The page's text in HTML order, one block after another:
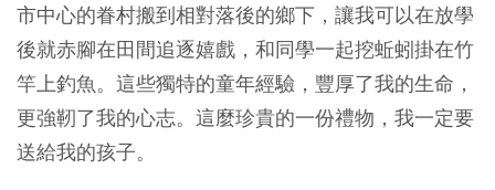
市中心的眷村搬到相對落後的鄉下，讓我可以在放學
後就赤腳在田間追逐嬉戲，和同學一起挖蚯蚓掛在竹
竿上釣魚。這些獨特的童年經驗，豐厚了我的生命，
更強靭了我的心志。這麼珍貴的一份禮物，我一定要
送給我的孩子。